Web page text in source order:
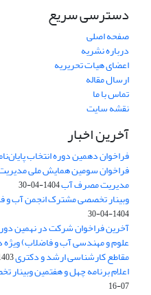
دسترسی سریع
صفحه اصلی
درباره نشریه
اعضای هیات تحریریه
ارسال مقاله
تماس با ما
نقشه سایت
آخرین اخبار
فراخوان دهمین دوره انتخاب
فراخوان سومین همایش ملی
مدیریت مصرف آب1404-04-30
وبینار تخصصی مشترک انجمن آب و
1404-04-30
آخرین فراخوان شرکت در نهمین
مقاطع کارشناسی ارشد و دکتری07-16
اعلام برنامه چهل و هفتمین
07-16